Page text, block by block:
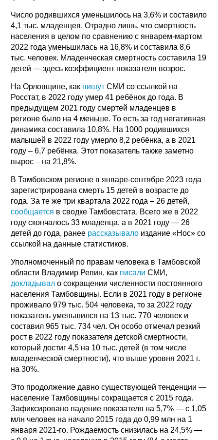
Число родившихся уменьшилось на 3,6% и составило
4,1 тыс. младенцев. Отрадно лишь, что смертность
населения в целом по сравнению с январем-мартом
2022 года уменьшилась на 16,8% и составила 8,6
тыс. человек. Младенческая смертность составила 19
детей — здесь коэффициент показателя возрос.
На Орловщине, как пишут СМИ со ссылкой на
Росстат, в 2022 году умер 41 ребёнок до года. В
предыдущем 2021 году смертей младенцев в
регионе было на 4 меньше. То есть за год негативная
динамика составила 10,8%. На 1000 родившихся
малышей в 2022 году умерло 8,2 ребёнка, а в 2021
году – 6,7 ребёнка. Этот показатель также заметно
вырос – на 21,8%.
В Тамбовском регионе в январе-сентябре 2023 года
зарегистрирована смерть 15 детей в возрасте до
года. За те же три квартала 2022 года – 26 детей,
сообщается в сводке Тамбовстата. Всего же в 2022
году скончалось 33 младенца, а в 2021 году — 26
детей до года, ранее рассказывало издание «Нос» со
ссылкой на данные статистиков.
Уполномоченный по правам человека в Тамбовской
области Владимир Репин, как писали СМИ,
докладывал о сокращении численности постоянного
населения Тамбовщины. Если в 2021 году в регионе
проживало 979 тыс. 504 человека, то за 2022 году
показатель уменьшился на 13 тыс. 770 человек и
составил 965 тыс. 734 чел. Он особо отмечал резкий
рост в 2022 году показателя детской смертности,
который достиг 4,5 на 10 тыс. детей (в том числе
младенческой смертности), что выше уровня 2021 г.
на 30%.
Это продолжение давно существующей тенденции —
население Тамбовщины сокращается с 2015 года.
Зафиксировано падение показателя на 5,7% — с 1,05
млн человек на начало 2015 года до 0,99 млн на 1
января 2021-го. Рождаемость снизилась на 24,5% —